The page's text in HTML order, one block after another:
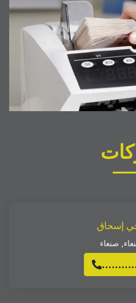
إسحاق
, صنعاء